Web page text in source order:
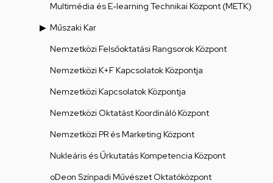
Multimédia és E-learning Technikai Központ (METK)
Műszaki Kar
Nemzetközi Felsőoktatási Rangsorok Központ
Nemzetközi K+F Kapcsolatok Központja
Nemzetközi Kapcsolatok Központja
Nemzetközi Oktatást Koordináló Központ
Nemzetközi PR és Marketing Központ
Nukleáris és Űrkutatás Kompetencia Központ
oDeon Színpadi Művészet Oktatóközpont